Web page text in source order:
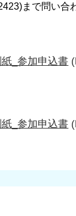
まで問い合
紙_参加申込書
紙_参加申込書